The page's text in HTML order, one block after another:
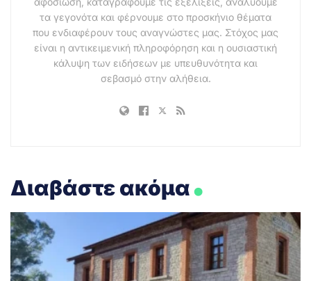
τα γεγονότα και φέρνουμε στο προσκήνιο θέματα
που ενδιαφέρουν τους αναγνώστες μας. Στόχος μας
είναι η αντικειμενική πληροφόρηση και η ουσιαστική
κάλυψη των ειδήσεων με υπευθυνότητα και
σεβασμό στην αλήθεια.
Διαβάστε ακόμα.